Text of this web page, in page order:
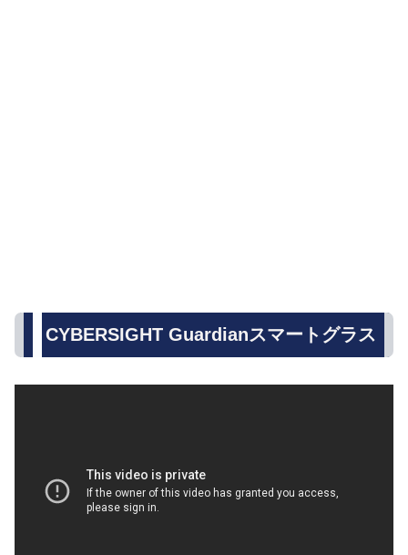
CYBERSIGHT Guardianスマートグラス